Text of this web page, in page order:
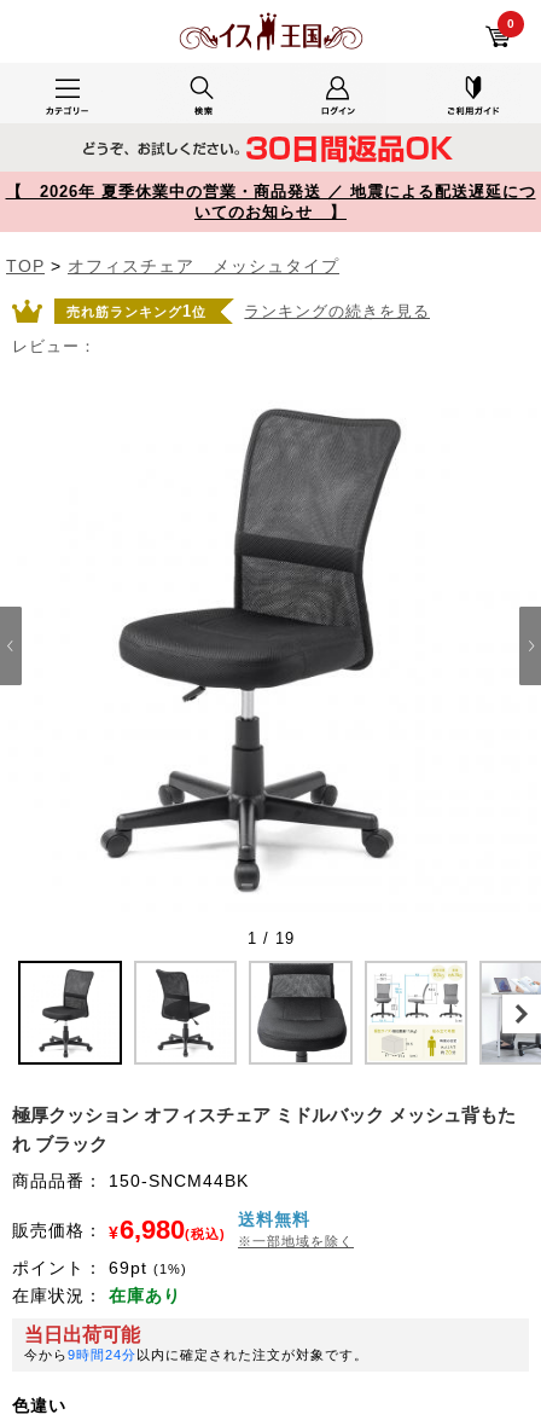
0
【 2026年 夏季休業中の営業・商品発送 ／ 地震による配送遅延につ
いてのお知らせ 】
TOP > オフィスチェア メッシュタイプ
売れ筋ランキング1位
ランキングの続きを見る
レビュー：
1 / 19
極厚クッション オフィスチェア ミドルバック メッシュ背もた
れ ブラック
商品品番： 150-SNCM44BK
販売価格： ¥6,980(税込)
送料無料
※一部地域を除く
ポイント： 69pt (1%)
在庫状況： 在庫あり
当日出荷可能
今から9時間24分以内に確定された注文が対象です。
色違い